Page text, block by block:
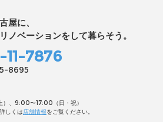
屋に、
ノベーションをして暮らそう。
11-7876
8695
、9:00〜17:00（日・祝）
しくは店舗情報をご覧ください。